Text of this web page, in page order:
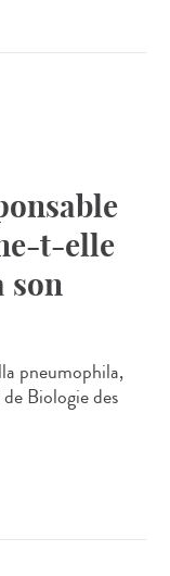
t-elle
son
pneumophila,
Biologie des